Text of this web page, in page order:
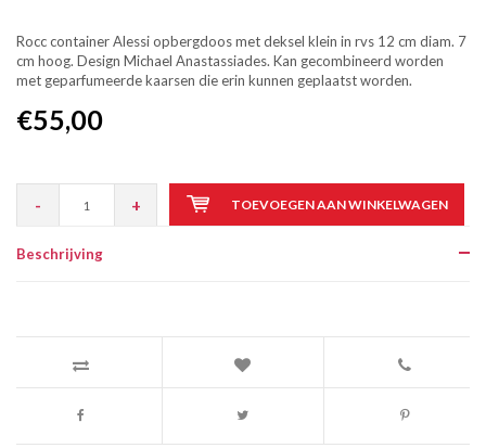
Rocc container Alessi opbergdoos met deksel klein in rvs 12 cm diam. 7
cm hoog. Design Michael Anastassiades. Kan gecombineerd worden
met geparfumeerde kaarsen die erin kunnen geplaatst worden.
€55,00
- + TOEVOEGEN AAN WINKELWAGEN
Beschrijving